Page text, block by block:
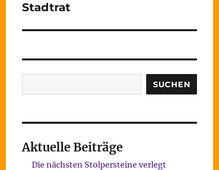
Beitrag:
Stadtrat
SUCHEN
Aktuelle Beiträge
Die nächsten Stolpersteine verlegt